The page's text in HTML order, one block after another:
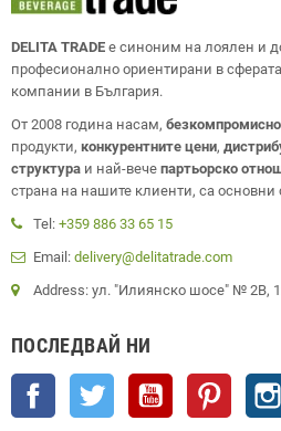
DELITA TRADE е синоним на лоялен и
професионално ориентирани в
компании в България.
От 2008 година насам,
продукти, конкурентните цени,
структура и най-вече партьорско
страна на нашите клиенти, са
Tel: +359 886 33 65 15
Email: delivery@delitatrade.com
Address: ул. "Илиянско шосе" № 2В,
ПОСЛЕДВАЙ НИ
Facebook Twitter YouTube Pinterest